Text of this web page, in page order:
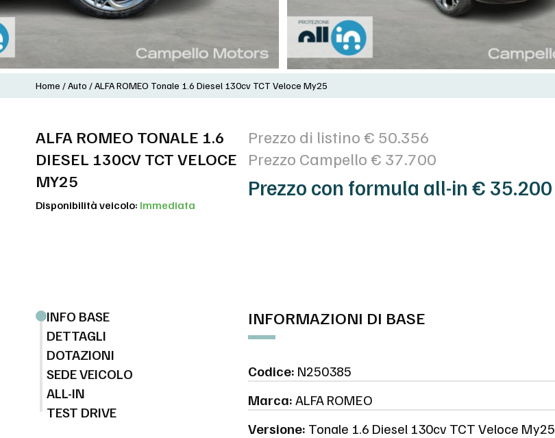
Home /Auto /ALFA ROMEO Tonale 1.6 Diesel 130cv TCT Veloce My25
ALFA ROMEO TONALE 1.6
DIESEL 130CV TCT VELOCE
MY25
Disponibilità veicolo: Immediata
Prezzo di listino € 50.356
Prezzo Campello € 37.700
Prezzo con formula all-in € 35.200
INFO BASE
DETTAGLI
DOTAZIONI
SEDE VEICOLO
ALL-IN
TEST DRIVE
INFORMAZIONI DI BASE
Codice: N250385
Marca:ALFA ROMEO
Versione: Tonale 1.6 Diesel 130cv TCT Veloce My25